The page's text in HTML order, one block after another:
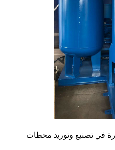
في تصنيع وتوريد محطات